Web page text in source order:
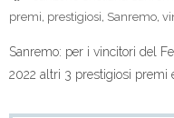
premi, prestigiosi, Sanremo,
Sanremo: per i vincitori del
2022 altri 3 prestigiosi premi